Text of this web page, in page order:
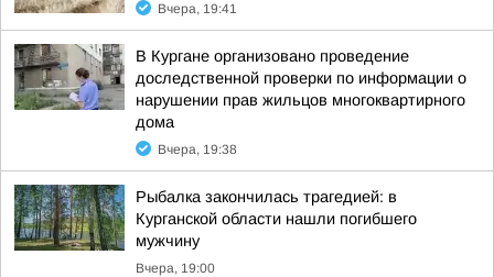
Вчера, 19:41
В Кургане организовано проведение
доследственной проверки по информации о
нарушении прав жильцов многоквартирного
дома
Вчера, 19:38
Рыбалка закончилась трагедией: в
Курганской области нашли погибшего
мужчину
Вчера, 19:00